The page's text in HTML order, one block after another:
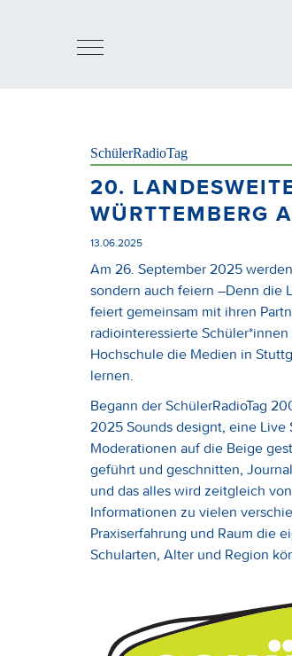
SchülerRadioTag
20.
WÜRTTEMBERG
13.06.2025
Am 26. September 2025
sondern auch feiern –Denn die
feiert gemeinsam mit ihren
radiointeressierte
Hochschule die Medien in
lernen.
Begann der SchülerRadioTag
2025 Sounds designt, eine Live
Moderationen auf die Beige
geführt und geschnitten,
und das alles wird zeitgleich
Informationen zu vielen
Praxiserfahrung und Raum die
Schularten, Alter und Region